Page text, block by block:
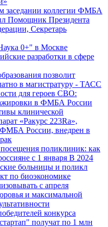
заседании коллегии ФМБА
Помощник Президента
Секретарь
0+" в Москве
разработки в сфере
позволит
в магистратуру - ТАСС
для героев СВО:
в ФМБА России
клинической
«Ракурс 223Ra»,
ФМБА России, внедрен в
поликлиник: как
с 1 января В 2024
больницы и поликл
по биоэкономике
с апреля
и максимальной
конкурса
получат по 1 млн